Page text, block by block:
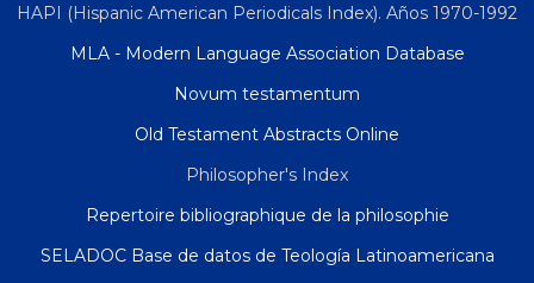
HAPI (Hispanic American Periodicals Index). Años 1970-1992
MLA - Modern Language Association Database
Novum testamentum
Old Testament Abstracts Online
Philosopher's Index
Repertoire bibliographique de la philosophie
SELADOC Base de datos de Teología Latinoamericana